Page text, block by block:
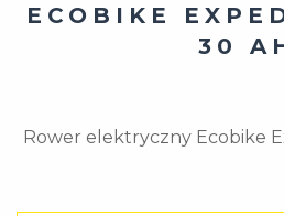
ECOBIKE
30
Rower elektryczny Ecobike